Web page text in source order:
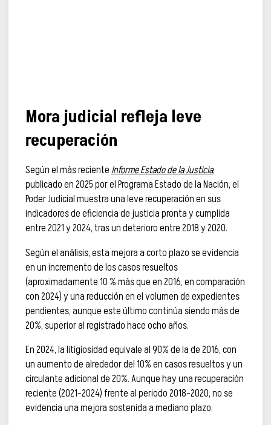
Mora judicial refleja leve
recuperación
Según el más recienteInforme Estado de la Justicia,
publicado en 2025 por el Programa Estado de la Nación, el
Poder Judicial muestra una leve recuperación en sus
indicadores de eficiencia de justicia pronta y cumplida
entre 2021 y 2024, tras un deterioro entre 2018 y 2020.
Según el análisis, esta mejora a corto plazo se evidencia
en un incremento de los casos resueltos
(aproximadamente 10 % más que en 2016, en comparación
con 2024) y una reducción en el volumen de expedientes
pendientes, aunque este último continúa siendo más de
20%, superior al registrado hace ocho años.
En 2024, la litigiosidad equivale al 90% de la de 2016, con
un aumento de alrededor del 10% en casos resueltos y un
circulante adicional de 20%. Aunque hay una recuperación
reciente (2021-2024) frente al periodo 2018-2020, no se
evidencia una mejora sostenida a mediano plazo.